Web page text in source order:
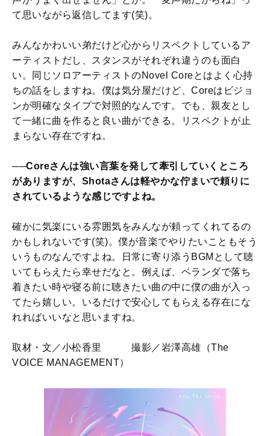
て思いながら返信してます(笑)。
みんなかわいい弟だけど心からリスペクトしているア
ーティストだし、スタンスがそれぞれ違うのも面白
い。同じソロアーティストのNovel Coreとはよく心持
ちの話をしますね。僕は気分屋だけど、Coreはビジョ
ンが明確なタイプで対照的なんです。でも、親友とし
て一緒に曲を作ると良い曲ができる。リスペクトが止
まらない存在ですね。
──Coreさんは強い言葉を発して牽引していくところ
がありますが、Shotaさんは軽やかな佇まいで頼りに
されているような感じですよね。
確かに気楽にいる雰囲気をみんなが頼ってくれてるの
かもしれないです(笑)。僕が音楽でやりたいこともそう
いうものなんですよね。日常に寄り添うBGMとして聴
いてもらえたら幸せだなと。例えば、ベランダで落ち
着きたい時や寝る前に聴きたい曲の中に僕の曲が入っ
てたら嬉しい。いるだけで安心してもらえる存在にな
れればいいなと思いますね。
取材・文／小松香里 撮影／岩澤高雄（The
VOICE MANAGEMENT）